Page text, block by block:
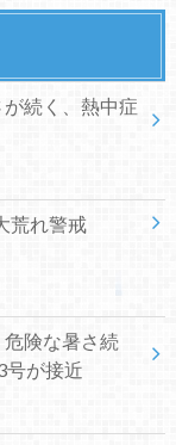
続く、熱中症
荒れ警戒
険な暑さ続
号が接近